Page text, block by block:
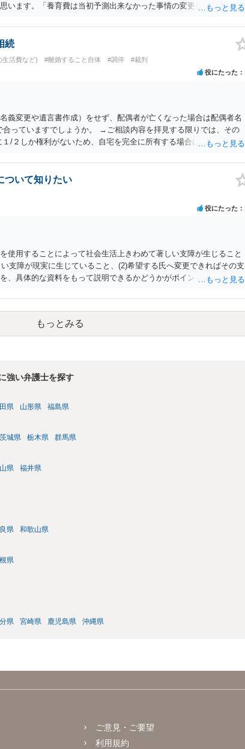
います。「養育費は当初予測出来なかった事情の変更により双方協
ても養育費の見直しは適宜出来るかと思うのですが違うのでしょう
。養育費は事情の変更があった場合に変更するので毎年見直すこと
続
生活費など) #離婚すること自体 #調停 #裁判
役にたった
義変更や遺言書作成）をせず、配偶者が亡くなった場合は配偶者名
っていますでしょうか。 →ご相談内容を拝見する限りでは、その
/２しか権利がないため、自宅を完全に所有する場合は、他の相続
ついて知りたい
役にたった
使用することによって社会生活上きわめて著しい支障が生じること
支障が現実に生じていること、(2)希望する氏へ変更できればその支
、具体的な資料をもって説明できるかどうかがポイントです。 記録
ッシュバック」とのことなので、例えば、医学上確立されているPT
沿う資料の提出が必要になってくるように思います。 精神的・心
ードルがかなり高く、弁護士へ依頼しても苦労することが強く予想
をお考えであれば、医学知識はもちろん法律知識も要求されますの
もっとみる
強い弁護士を探す
県 山形県 福島県
茨城県 栃木県 群馬県
県 福井県
県 和歌山県
県
県 宮崎県 鹿児島県 沖縄県
ご意見・ご要望
利用規約